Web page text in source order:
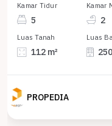
Kamar Tidur
5
Kamar
2
Luas Tanah
112 m²
Luas
PROPEDIA